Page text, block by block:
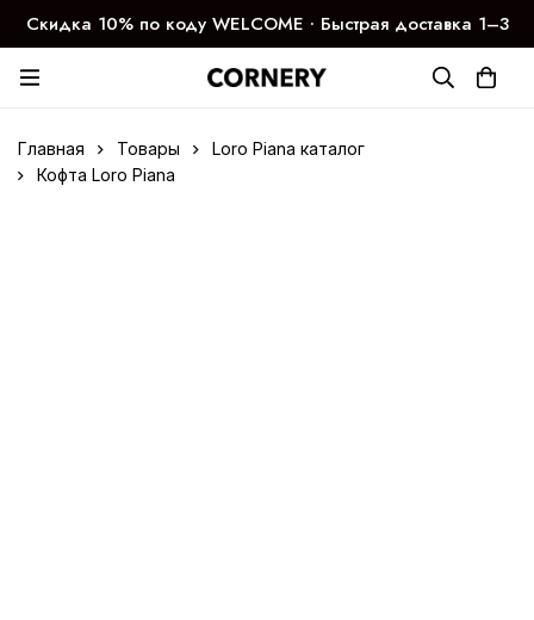
Скидка 10% по коду WELCOME ∙ Быстрая доставка 1–3
дня
Главная Товары
Loro Piana каталог
Кофта Loro Piana